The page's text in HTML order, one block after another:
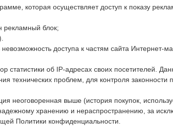
которая осуществляет доступ к показу
рекламный блок;
доступа к частям сайта Интернет-
статистики об IP-адресах своих посетителей.
технических проблем, для контроля
неоговоренная выше (история покупок,
хранению и нераспространению, за
Политики конфиденциальности.